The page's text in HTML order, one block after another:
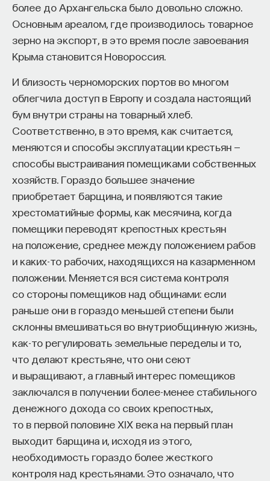
более до Архангельска было довольно сложно.
Основным ареалом, где производилось товарное
зерно на экспорт, в это время после завоевания
Крыма становится Новороссия.
И близость черноморских портов во многом
облегчила доступ в Европу и создала настоящий
бум внутри страны на товарный хлеб.
Соответственно, в это время, как считается,
меняются и способы эксплуатации крестьян —
способы выстраивания помещиками собственных
хозяйств. Гораздо большее значение
приобретает барщина, и появляются такие
хрестоматийные формы, как месячина, когда
помещики переводят крепостных крестьян
на положение, среднее между положением рабов
и каких-то рабочих, находящихся на казарменном
положении. Меняется вся система контроля
со стороны помещиков над общинами: если
раньше они в гораздо меньшей степени были
склонны вмешиваться во внутриобщинную жизнь,
как-то регулировать земельные переделы и то,
что делают крестьяне, что они сеют
и выращивают, а главный интерес помещиков
заключался в получении более-менее стабильного
денежного дохода со своих крепостных,
то в первой половине XIX века на первый план
выходит барщина и, исходя из этого,
необходимость гораздо более жесткого
контроля над крестьянами. Это означало, что
Так и человек пребывает в гармонии, равновесии,
когда все четыре сока внутри его тела
сбалансированы. Темпераменты, которые
мы часто используем: сангвиники, холерики
на Западе, их вспомнили в контексте
гиппократовско-галеновской теории о соках.
Человек обретает свой темперамент и характер
в зависимости от того, какой из соков в нем
преобладает. Когда один из них преобладает,
появляется определенный характер, но тело все
равно работает как гармоничная машина
и зависит только от сбоев, которые происходят,
когда душа очень сильно склоняется в сторону
одного темперамента.
Существует одна интересная поэма
о взаимодействии тела и души. Она возникла
около 1200 года и называется «Чрево». Это
сатирическая поэма, где по сюжету язык поднял
бунт, обратился ко всем членам тела: «Что это
такое, почему нами всеми правит чрево,
а не разум? Пора нам покончить с этой тиранией».
Начинается битва. Целый день руки, ноги и голова
воюют с ненавистным желудком. Но в конце все
проголодались и пошли на мировую. Язык тут же
прикусил сам себя и стал просить прощения:
«Дорогое чрево, извини, мы совсем не это имели
в виду». Гармония восстанавливается. Тело
продолжает работать, как ему и положено.